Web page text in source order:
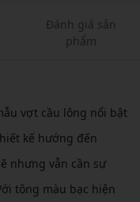
Đánh giá sản
phẩm
vợt cầu lông nổi bật
kế hướng đến
nhưng vẫn cần sự
tông màu bạc hiện